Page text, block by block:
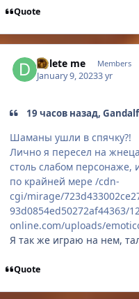
Quote
Delete me Members
January 9, 20233 yr
19 часов назад,
Шаманы ушли в спячку?!
Лично я пересел на
столь слабом
по крайней мере /cdn-
cgi/mirage/
93d0854ed50272af44363/
online.com/uploads/
Я так же играю на нем,
Quote